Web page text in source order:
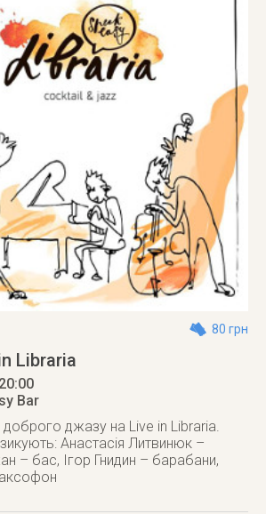
80 грн
Libraria
Bar
доброго джазу на Live in Libraria.
Анастасія Литвинюк –
– бас, Ігор Гнидин – барабани,